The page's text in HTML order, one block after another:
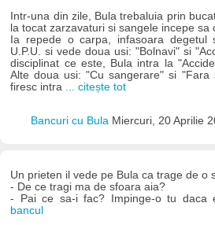
Intr-una din zile, Bula trebaluia prin
la tocat zarzavaturi si sangele incepe sa
Ia repede o carpa, infasoara
U.P.U. si vede doua usi: "Bolnavi" si
disciplinat ce este, Bula intra la
Alte doua usi: "Cu sangerare" si "Fara
firesc intra ... citește tot
Bancuri cu Bula Miercuri, 20 Aprilie
Un prieten il vede pe Bula ca trage de o
- De ce tragi ma de sfoara aia?
- Pai ce sa-i fac? Impinge-o tu daca
bancul